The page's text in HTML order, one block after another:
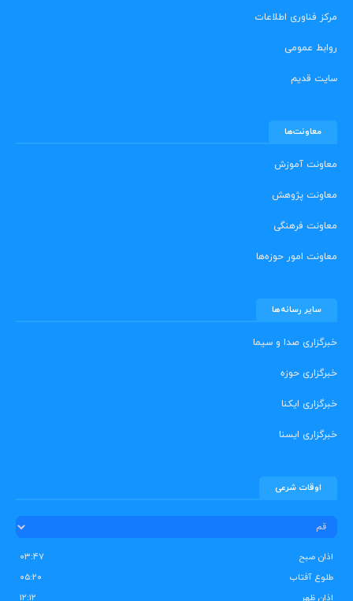
مرکز فناوری اطلاعات
روابط عمومی
سایت قدیم
معاونت‌ها
معاونت آموزش
معاونت پژوهش
معاونت فرهنگی
معاونت امور حوزه‌ها
سایر رسانه‌ها
خبرگزاری صدا و سیما
خبرگزاری حوزه
خبرگزاری ایکنا
خبرگزاری ایسنا
اوقات شرعی
اذان صبح
۰۳:۴۷
طلوع آفتاب
۰۵:۲۰
اذان ظهر
۱۲:۱۲